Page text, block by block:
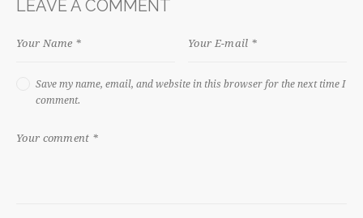
LEAVE A COMMENT
Save my name, email, and website in this browser for the next time I
comment.